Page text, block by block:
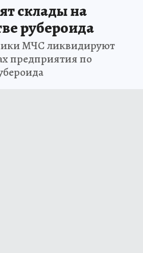
склады на
рубероида
МЧС ликвидируют
предприятия по